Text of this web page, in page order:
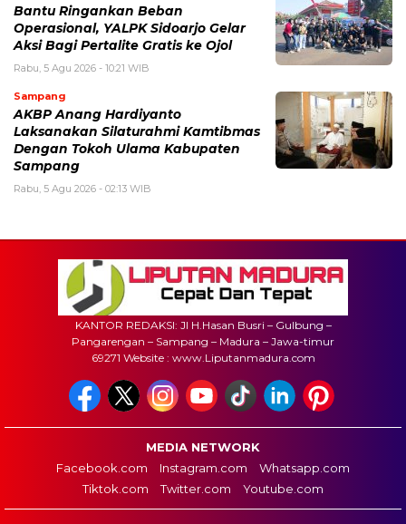
Bantu Ringankan Beban
Operasional, YALPK Sidoarjo Gelar
Aksi Bagi Pertalite Gratis ke Ojol
Rabu, 5 Agu 2026 - 10:21 WIB
Sampang
AKBP Anang Hardiyanto
Laksanakan Silaturahmi Kamtibmas
Dengan Tokoh Ulama Kabupaten
Sampang
Rabu, 5 Agu 2026 - 02:13 WIB
KANTOR REDAKSI: Jl H.Hasan Busri – Gulbung –
Pangarengan – Sampang – Madura – Jawa-timur
69271 Website : www.Liputanmadura.com
MEDIA NETWORK
Facebook.com
Instagram.com
Whatsapp.com
Tiktok.com
Twitter.com Youtube.com